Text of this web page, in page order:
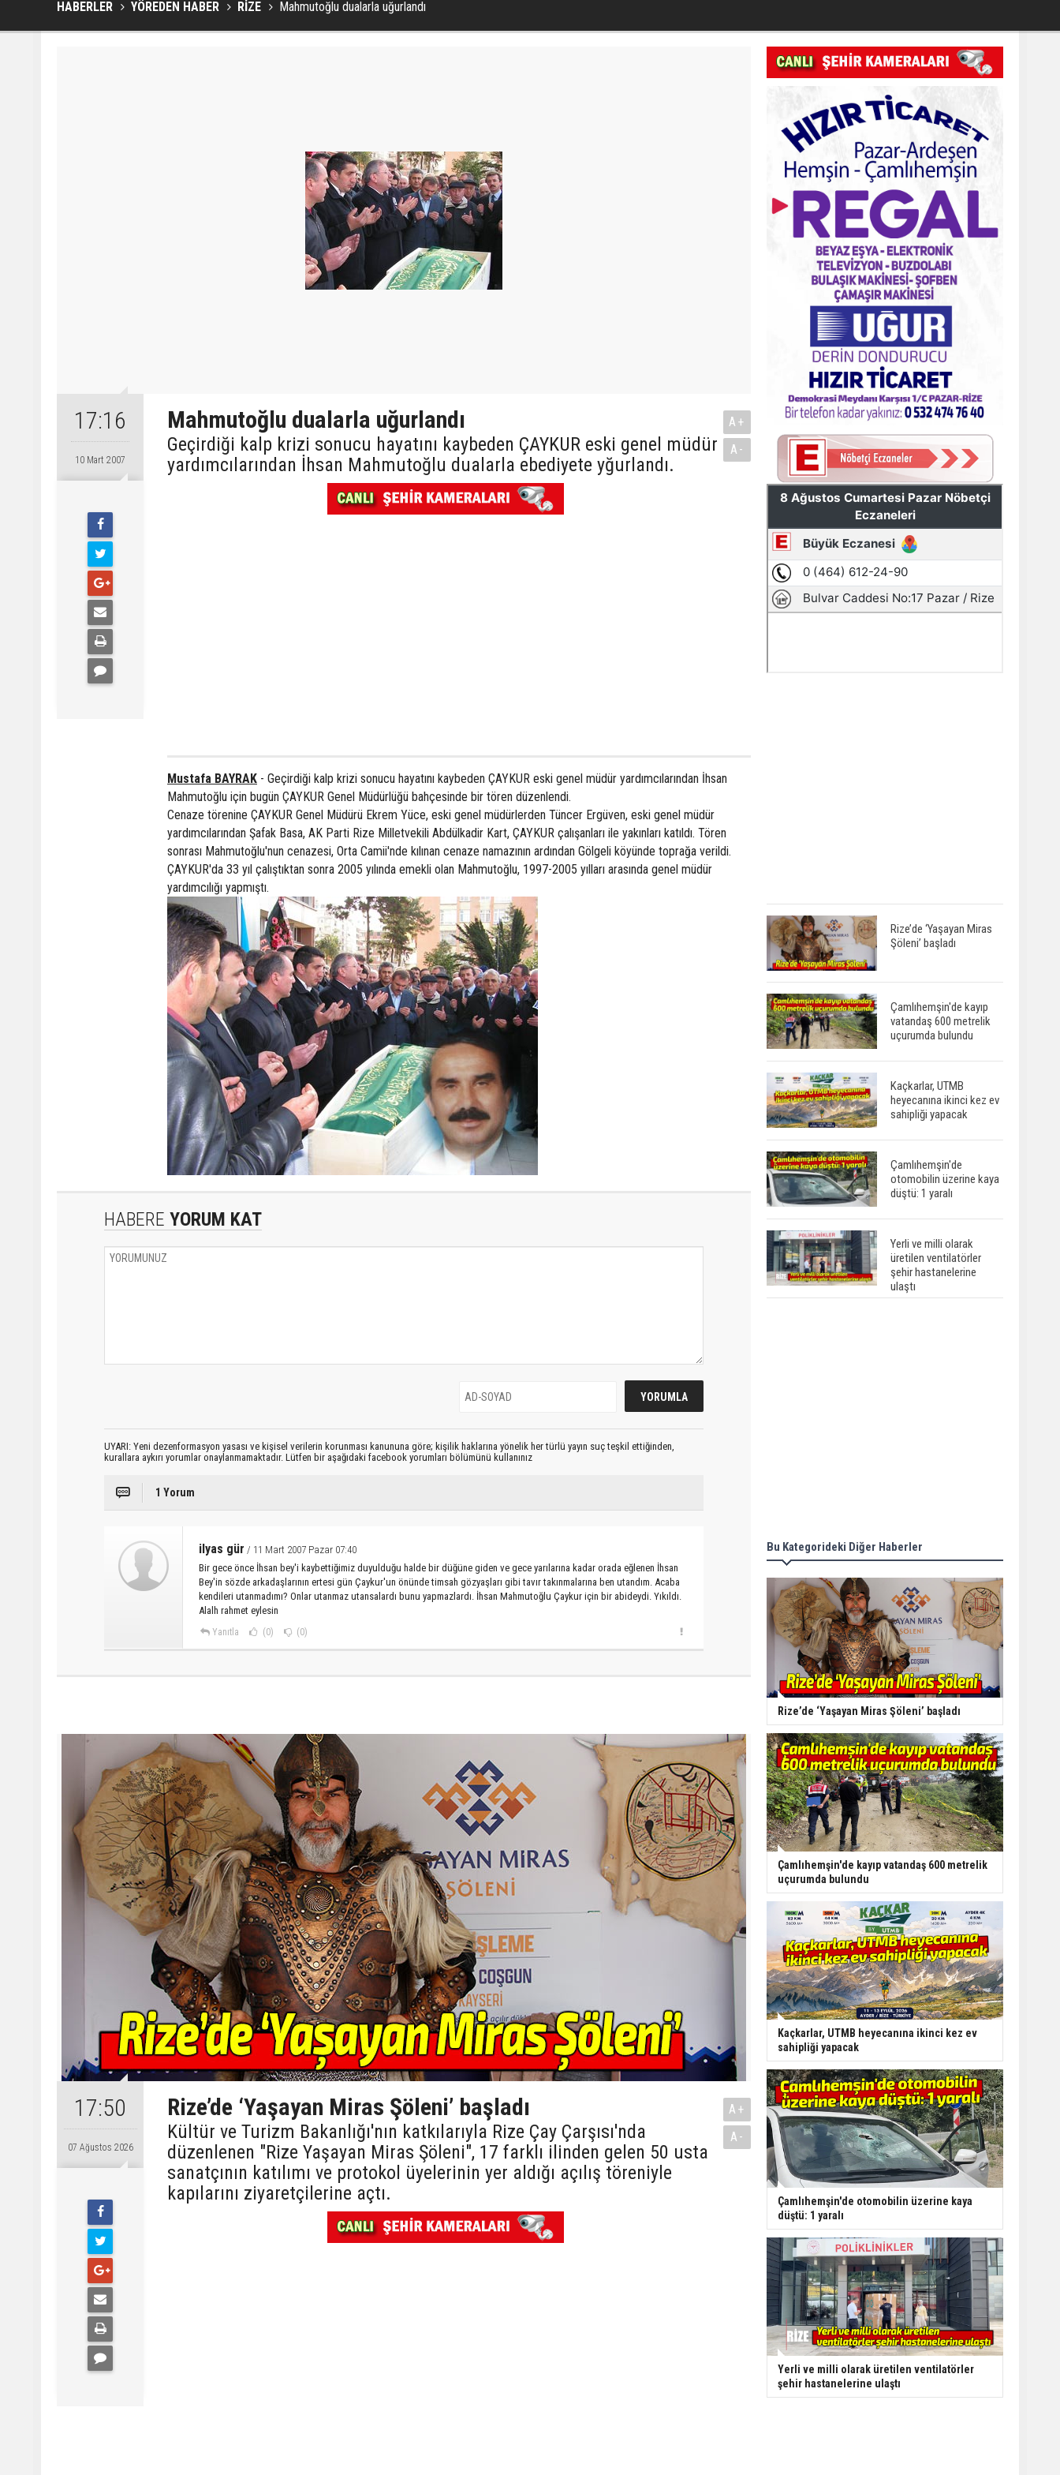
HABERLER YÖREDEN HABER RİZE Mahmutoğlu dualarla uğurlandı
17:16
10 Mart 2007
Mahmutoğlu dualarla uğurlandı
Geçirdiği kalp krizi sonucu hayatını kaybeden ÇAYKUR eski genel müdür
yardımcılarından İhsan Mahmutoğlu dualarla ebediyete yğurlandı.
A+
A-
Mustafa BAYRAK - Geçirdiği kalp krizi sonucu hayatını kaybeden ÇAYKUR eski genel müdür yardımcılarından İhsan
Mahmutoğlu için bugün ÇAYKUR Genel Müdürlüğü bahçesinde bir tören düzenlendi.
Cenaze törenine ÇAYKUR Genel Müdürü Ekrem Yüce, eski genel müdürlerden Tüncer Ergüven, eski genel müdür
yardımcılarından Şafak Basa, AK Parti Rize Milletvekili Abdülkadir Kart, ÇAYKUR çalışanları ile yakınları katıldı. Tören
sonrası Mahmutoğlu'nun cenazesi, Orta Camii'nde kılınan cenaze namazının ardından Gölgeli köyünde toprağa verildi.
ÇAYKUR'da 33 yıl çalıştıktan sonra 2005 yılında emekli olan Mahmutoğlu, 1997-2005 yılları arasında genel müdür
yardımcılığı yapmıştı.
HABERE YORUM KAT
UYARI: Yeni dezenformasyon yasası ve kişisel verilerin korunması kanununa göre; kişilik haklarına yönelik her türlü yayın suç teşkil ettiğinden,
kurallara aykırı yorumlar onaylanmamaktadır. Lütfen bir aşağıdaki facebook yorumları bölümünü kullanınız
1 Yorum
ilyas gür / 11 Mart 2007 Pazar 07:40
Bir gece önce İhsan bey'i kaybettiğimiz duyulduğu halde bir düğüne giden ve gece yarılarına kadar orada eğlenen İhsan
Bey'in sözde arkadaşlarının ertesi gün Çaykur'un önünde timsah gözyaşları gibi tavır takınmalarına ben utandım. Acaba
kendileri utanmadımı? Onlar utanmaz utansalardı bunu yapmazlardı. İhsan Mahmutoğlu Çaykur için bir abideydi. Yıkıldı.
Alalh rahmet eylesin
Yanıtla (0) (0)
17:50
07 Ağustos 2026
Rize’de ‘Yaşayan Miras Şöleni’ başladı
Kültür ve Turizm Bakanlığı'nın katkılarıyla Rize Çay Çarşısı'nda
düzenlenen "Rize Yaşayan Miras Şöleni", 17 farklı ilinden gelen 50 usta
sanatçının katılımı ve protokol üyelerinin yer aldığı açılış töreniyle
kapılarını ziyaretçilerine açtı.
A+
A-
Rize’de ‘Yaşayan Miras
Şöleni’ başladı
Çamlıhemşin'de kayıp
vatandaş 600 metrelik
uçurumda bulundu
Kaçkarlar, UTMB
heyecanına ikinci kez ev
sahipliği yapacak
Çamlıhemşin'de
otomobilin üzerine kaya
düştü: 1 yaralı
Yerli ve milli olarak
üretilen ventilatörler
şehir hastanelerine
ulaştı
Bu Kategorideki Diğer Haberler
Rize’de ‘Yaşayan Miras Şöleni’ başladı
Çamlıhemşin'de kayıp vatandaş 600 metrelik
uçurumda bulundu
Kaçkarlar, UTMB heyecanına ikinci kez ev
sahipliği yapacak
Çamlıhemşin'de otomobilin üzerine kaya
düştü: 1 yaralı
Yerli ve milli olarak üretilen ventilatörler
şehir hastanelerine ulaştı